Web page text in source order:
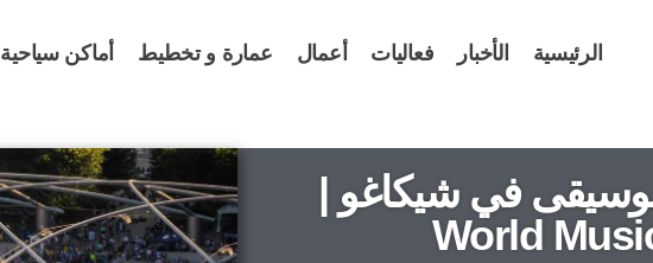
الرئيسية الأخبار فعاليات أعمال عمارة و تخطيط أماكن سياحية
في شيكاغو |
World